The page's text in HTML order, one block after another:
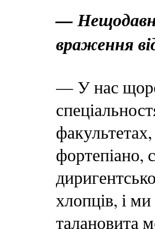
—
враження
— У нас
фортепіано,
хлопців, і
талановита